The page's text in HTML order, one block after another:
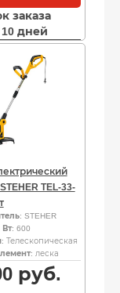
заказа
10 дней
TEL-33-
: STEHER
: 600
: Телескопическая
: леска
руб.